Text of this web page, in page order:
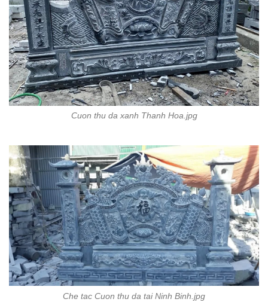
Cuon thu da xanh Thanh Hoa.jpg
Che tac Cuon thu da tai Ninh Binh.jpg